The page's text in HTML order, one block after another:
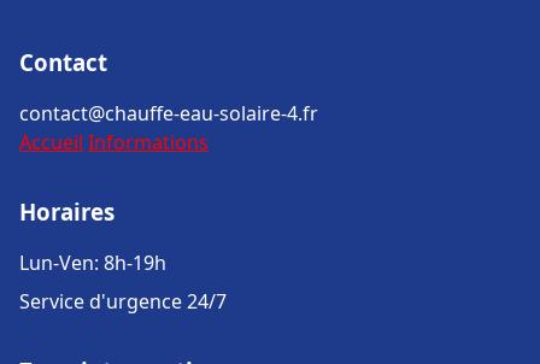
Contact
contact@chauffe-eau-solaire-4.fr
Accueil Informations
Horaires
Lun-Ven: 8h-19h
Service d'urgence 24/7